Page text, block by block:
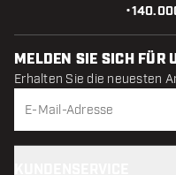
•
MELDEN SIE SICH FÜR
Erhalten Sie die neuesten